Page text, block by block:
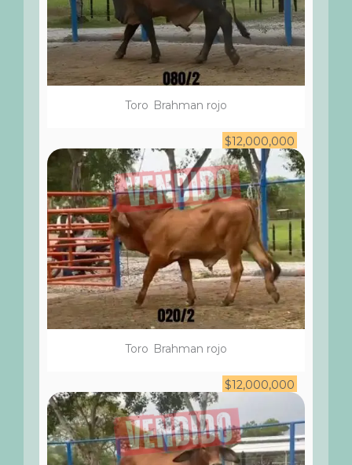
Toro Brahman rojo
$12,000,000
Toro Brahman rojo
$12,000,000